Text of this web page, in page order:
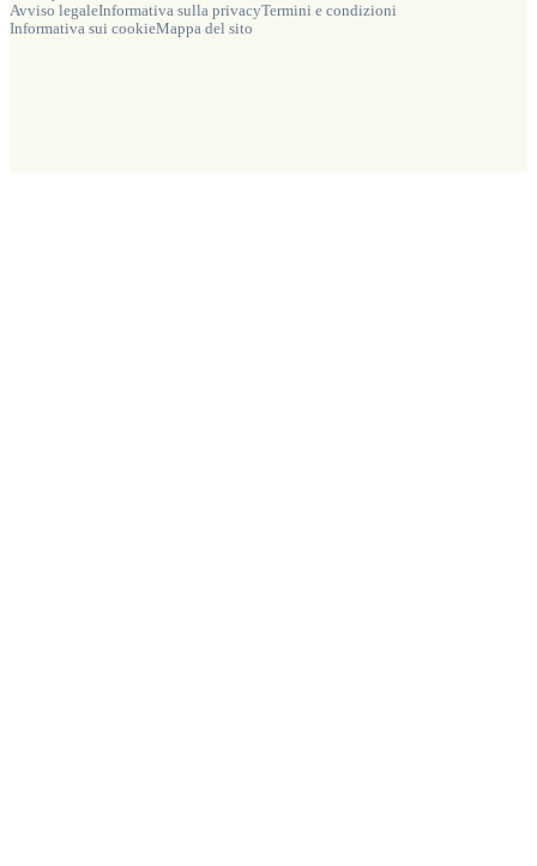
Avviso legaleInformativa sulla privacyTermini e condizioni
Informativa sui cookieMappa del sito